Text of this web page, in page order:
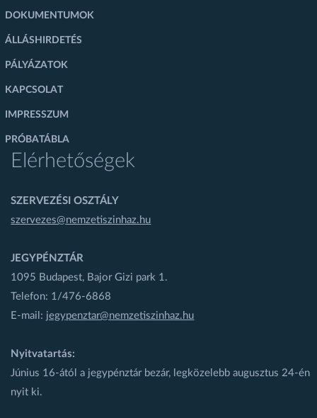
DOKUMENTUMOK
ÁLLÁSHIRDETÉS
PÁLYÁZATOK
KAPCSOLAT
IMPRESSZUM
PRÓBATÁBLA
Elérhetőségek
SZERVEZÉSI OSZTÁLY
szervezes@nemzetiszinhaz.hu
JEGYPÉNZTÁR
1095 Budapest, Bajor Gizi park 1.
Telefon: 1/476-6868
E-mail: jegypenztar@nemzetiszinhaz.hu
Nyitvatartás:
Június 16-ától a jegypénztár bezár, legközelebb augusztus 24-én
nyit ki.